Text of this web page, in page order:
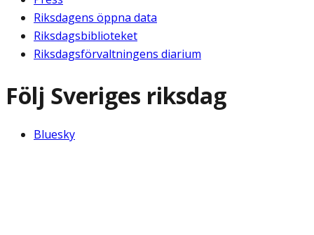
Riksdagens öppna data
Riksdagsbiblioteket
Riksdagsförvaltningens diarium
Följ Sveriges riksdag
Bluesky